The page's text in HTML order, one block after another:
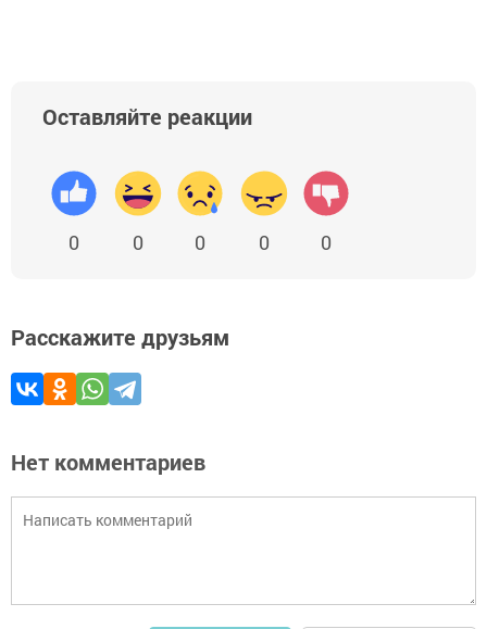
Оставляйте реакции
0 0 0 0 0
Расскажите друзьям
Нет комментариев